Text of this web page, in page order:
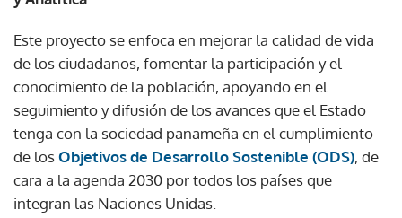
Este proyecto se enfoca en mejorar la calidad de vida
de los ciudadanos, fomentar la participación y el
conocimiento de la población, apoyando en el
seguimiento y difusión de los avances que el Estado
tenga con la sociedad panameña en el cumplimiento
de losObjetivos de Desarrollo Sostenible (ODS), de
cara a la agenda 2030 por todos los países que
integran las Naciones Unidas.